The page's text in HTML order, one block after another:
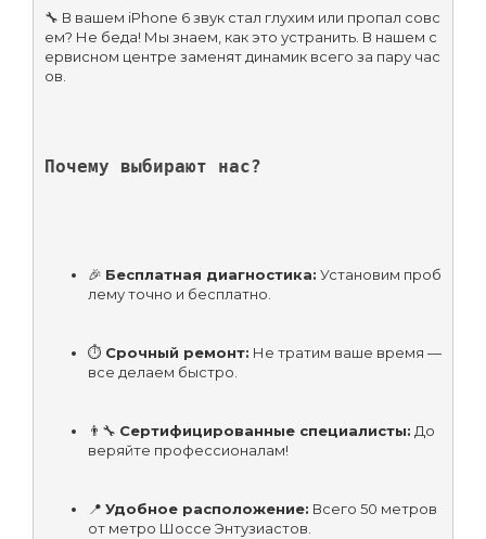
🔧 В вашем iPhone 6 звук стал глухим или пропал совс
ем? Не беда! Мы знаем, как это устранить. В нашем с
ервисном центре заменят динамик всего за пару час
ов.
Почему выбирают нас?
🎉 Бесплатная диагностика: Установим проб
лему точно и бесплатно.
⏱ Срочный ремонт: Не тратим ваше время —
все делаем быстро.
👨‍🔧 Сертифицированные специалисты: До
веряйте профессионалам!
📍 Удобное расположение: Всего 50 метров
от метро Шоссе Энтузиастов.